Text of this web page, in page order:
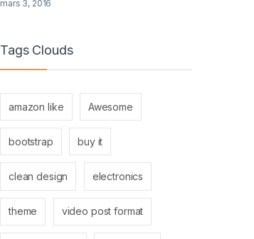
mars 3, 2016
Tags Clouds
amazon like Awesome
bootstrap buy it
clean design electronics
theme video post format